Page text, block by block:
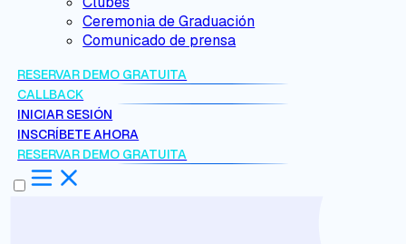
Ceremonia de Graduación
Comunicado de prensa
RESERVAR DEMO GRATUITA
CALLBACK
INICIAR SESIÓN
INSCRÍBETE AHORA
RESERVAR DEMO GRATUITA